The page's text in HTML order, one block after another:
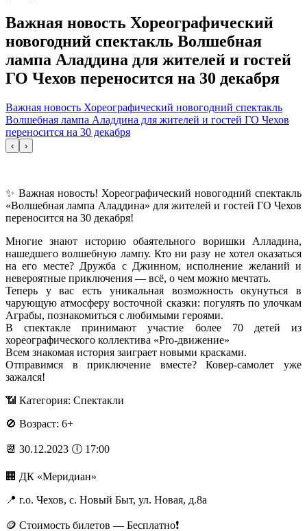
Важная новость Хореографический
новогодний спектакль Волшебная
лампа Аладдина для жителей и гостей
ГО Чехов переносится на 30 декабря
Важная новость Хореографический новогодний спектакль
Волшебная лампа Аладдина для жителей и гостей ГО Чехов
переносится на 30 декабря
‹ ›
✨ Важная новость! Хореографический новогодний спектакль
«Волшебная лампа Аладдина» для жителей и гостей ГО Чехов
переносится на 30 декабря!
Многие знают историю обаятельного воришки Алладина,
нашедшего волшебную лампу. Кто ни разу не хотел оказаться
на его месте? Дружба с Джинном, исполнение желаний и
невероятные приключения — всё, о чем можно мечтать.
Теперь у вас есть уникальная возможность окунуться в
чарующую атмосферу восточной сказки: погулять по улочкам
Аграбы, познакомиться с любимыми героями.
В спектакле принимают участие более 70 детей из
хореографического коллектива «Pro-движение»
Всем знакомая история заиграет новыми красками.
Отправимся в приключение вместе? Ковер-самолет уже
зажался!
📶 Категория: Спектакли
🚫 Возраст: 6+
📆 30.12.2023 🕕 17:00
🏢 ДК «Меридиан»
📍 г.о. Чехов, с. Новый Быт, ул. Новая, д.8а
🪙 Стоимость билетов — Бесплатно❗️